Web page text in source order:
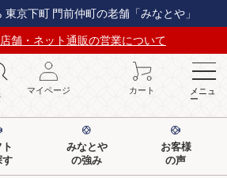
京下町 門前仲町の老舗「みなとや」
舗・ネット通販の営業について
マイページ カート メニュ
ー
す
みなとや
の強み
お客様
の声